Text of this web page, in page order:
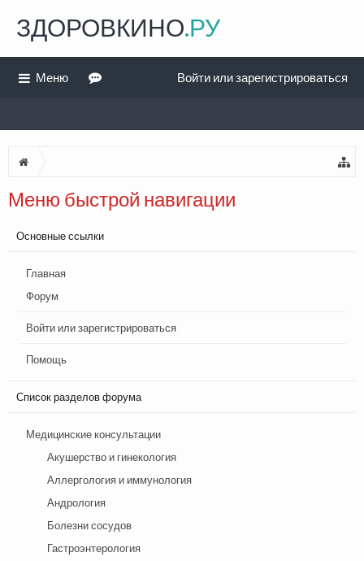
Меню быстрой навигации
Основные ссылки
Главная
Форум
Войти или зарегистрироваться
Помощь
Список разделов форума
Медицинские консультации
Акушерство и гинекология
Аллергология и иммунология
Андрология
Болезни сосудов
Гастроэнтерология
ЗДОРОВКИНО.РУ
Меню Войти или зарегистрироваться